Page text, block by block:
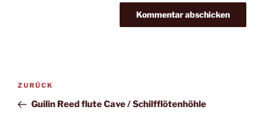
Beitragsnavigation
Vorheriger
Beitrag
ZURÜCK
Guilin Reed flute Cave / Schilfflötenhöhle